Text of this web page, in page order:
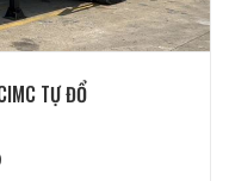
TỰ ĐỔ